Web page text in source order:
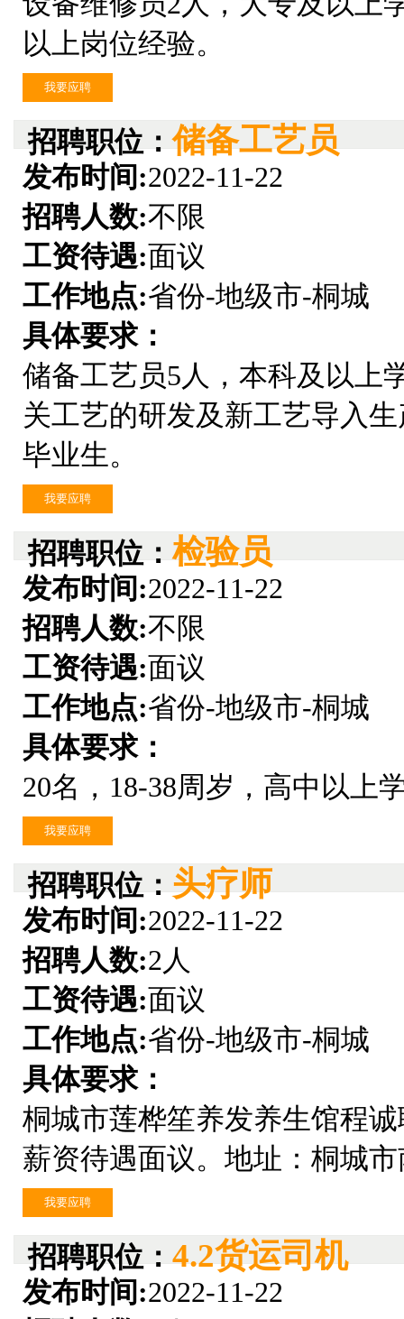
以上岗位经验。
我要应聘
招聘职位：储备工艺员
发布时间:2022-11-22
招聘人数:不限
工资待遇:面议
工作地点:省份-地级市-桐城
具体要求：
储备工艺员5人，本科及以上
关工艺的研发及新工艺导入
毕业生。
我要应聘
招聘职位：检验员
发布时间:2022-11-22
招聘人数:不限
工资待遇:面议
工作地点:省份-地级市-桐城
具体要求：
20名，18-38周岁，高中以上
我要应聘
招聘职位： 头疗师
发布时间:2022-11-22
招聘人数:2人
工资待遇:面议
工作地点:省份-地级市-桐城
具体要求：
桐城市莲桦笙养发养生馆程
薪资待遇面议。地址：桐城市
我要应聘
招聘职位： 4.2货运司机
发布时间:2022-11-22